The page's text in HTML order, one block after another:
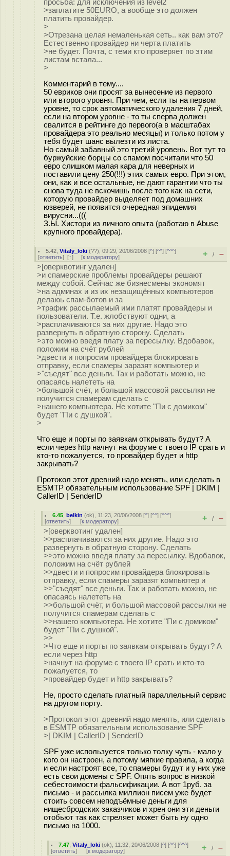
просьба: для исключения из level2
>заплатите 50EURO, а вообще это должен
платить провайдер.
>
>Отрезана целая немаленькая сеть.. как вам это?
Естественно провайдер ни черта платить
>не будет. Почта, с теми кто проверяет по этим
листам встала...
>
Комментарий в тему....
50 евриков они просят за вынесение из первого
или второго уровня. При чем, если ты на первом
уровне, то срок автоматического удаления 7 дней,
если на втором уровне - то ты сперва должен
свалится в рейтинге до первого(а в масштабах
провайдера это реально месяцы) и только потом у
тебя будет шанс вылезти из листа.
Но самый забавный это третий уровень. Вот тут то
буржуйские борцы со спамом посчитали что 50
евро слишком малая кара для неверных и
поставили цену 250(!!!) этих самых евро. При этом,
они, как и все остальные, не дают гарантии что ты
снова туда не вскочишь после того как на сети,
которую провайдер выделяет под домашних
юзверей, не появится очередная эпидемия
вирусни...(((
З.Ы. Хистори из личного опыта (работаю в Abuse
крупного провайдера).
5.42 ,Vitaly_loki (??), 09:29, 20/06/2008 [^] [^^] [^^^]
[ответить] [↑] [к модератору] + / –
>[оверквотинг удален]
>и спамерские проблемы провайдеры решают
между собой. Сейчас же бизнесмены экономят
>на админах и из их незащищённых компьютеров
делаюь спам-ботов и за
>трафик рассылаемый ими платят провайдеры и
пользователи. Т.е. жлобствуют одни, а
>расплачиваются за них другие. Надо это
развернуть в обратную сторону. Сделать
>это можно введя плату за пересылку. Вдобавок,
положим на счёт рублей
>двести и попросим провайдера блокировать
отправку, если спамеры заразят компьютер и
>"съедят" все деньги. Так и работать можно, не
опасаясь налететь на
>большой счёт, и большой массовой рассылки не
получится спамерам сделать с
>нашего компьютера. Не хотите "Пи с домиком"
будет "Пи с душкой".
>
Что еще и порты по заявкам открывать будут? А
если через http начнут на форуме с твоего IP срать и
кто-то пожалуется, то провайдер будет и http
закрывать?
Протокол этот древний надо менять, или сделать в
ESMTP обязательным использование SPF | DKIM |
CallerID | SenderID
6.45 ,belkin (ok), 11:23, 20/06/2008 [^] [^^] [^^^]
[ответить] [к модератору] + / –
>[оверквотинг удален]
>>расплачиваются за них другие. Надо это
развернуть в обратную сторону. Сделать
>>это можно введя плату за пересылку. Вдобавок,
положим на счёт рублей
>>двести и попросим провайдера блокировать
отправку, если спамеры заразят компьютер и
>>"съедят" все деньги. Так и работать можно, не
опасаясь налететь на
>>большой счёт, и большой массовой рассылки не
получится спамерам сделать с
>>нашего компьютера. Не хотите "Пи с домиком"
будет "Пи с душкой".
>>
>Что еще и порты по заявкам открывать будут? А
если через http
>начнут на форуме с твоего IP срать и кто-то
пожалуется, то
>провайдер будет и http закрывать?
Не, просто сделать платный параллельный сервис
на другом порту.
>Протокол этот древний надо менять, или сделать
в ESMTP обязательным использование SPF
>| DKIM | CallerID | SenderID
SPF уже используется только толку чуть - мало у
кого он настроен, а потому мягкие правила, а когда
и если настроят все, то спамеры будут и у них уже
есть свои домены с SPF. Опять вопрос в низкой
себестоимости фальсификации. А вот 1руб. за
письмо - и рассылка миллион писем уже будет
стоить совсем неподъёмные деньги для
нищесбродских заказчиков и хрен они эти деньги
отобьют так как стреляет может быть ну одно
письмо на 1000.
7.47 ,Vitaly_loki (ok), 11:32, 20/06/2008 [^] [^^] [^^^]
[ответить] [к модератору] + / –